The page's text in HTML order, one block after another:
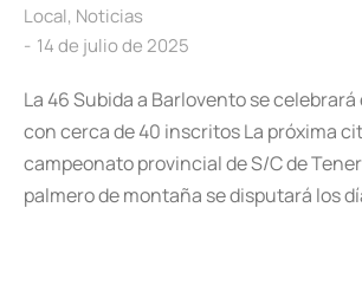
Local, Noticias
14 de julio de 2025
La 46 Subida a Barlovento se celebrará
con cerca de 40 inscritos La próxima
campeonato provincial de S/C de
palmero de montaña se disputará los